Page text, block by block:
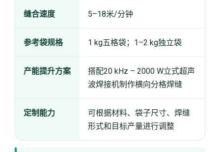
缝合速度 5–18米/分钟
参考袋规格 1 kg五格袋；1–2 kg独立袋
产能提升方案
搭配20 kHz – 2000 W立式超声
波焊接机制作横向分格焊缝
定制能力
可根据材料、袋子尺寸、焊缝
形式和目标产量进行调整